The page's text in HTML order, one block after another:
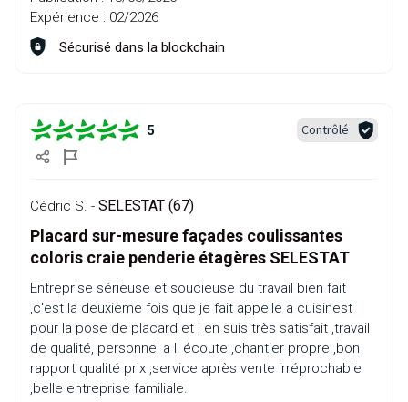
Expérience : 02/2026
Sécurisé dans la blockchain
5 Contrôlé
Cédric S. - SELESTAT (67)
Placard sur-mesure façades coulissantes
coloris craie penderie étagères SELESTAT
Entreprise sérieuse et soucieuse du travail bien fait
,c'est la deuxième fois que je fait appelle a cuisinest
pour la pose de placard et j en suis très satisfait ,travail
de qualité, personnel a l' écoute ,chantier propre ,bon
rapport qualité prix ,service après vente irréprochable
,belle entreprise familiale.